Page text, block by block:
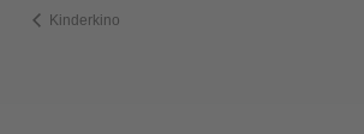
Kinderkino